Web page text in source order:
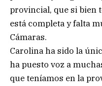
provincial, que si bien
está completa y falta
Cámaras.
Carolina ha sido la
ha puesto voz a
que teníamos en la